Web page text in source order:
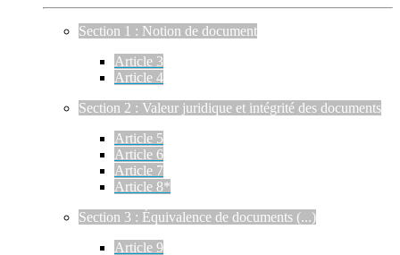
Section 1 : Notion de document
Article 3
Article 4
Section 2 : Valeur juridique et intégrité des documents
Article 5
Article 6
Article 7
Article 8*
Section 3 : Équivalence de documents (...)
Article 9